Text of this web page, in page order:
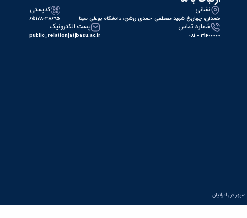
نشانی
همدان، چهارباغ شهید مصطفی احمدی روشن، دانشگاه بوعلی سینا
کدپستی
۶۵۱۷۸-۳۸۶۹۵
شماره تماس
31400000 - 081
پست الکترونیک
public_relation[at]basu.ac.ir
سپهرافزار ایرانیان